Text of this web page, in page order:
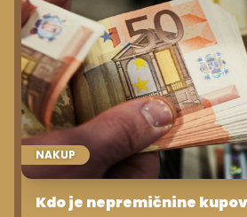
NAKUP
Kdo je nepremičnine